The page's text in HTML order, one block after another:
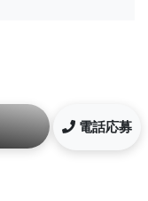
電話応募